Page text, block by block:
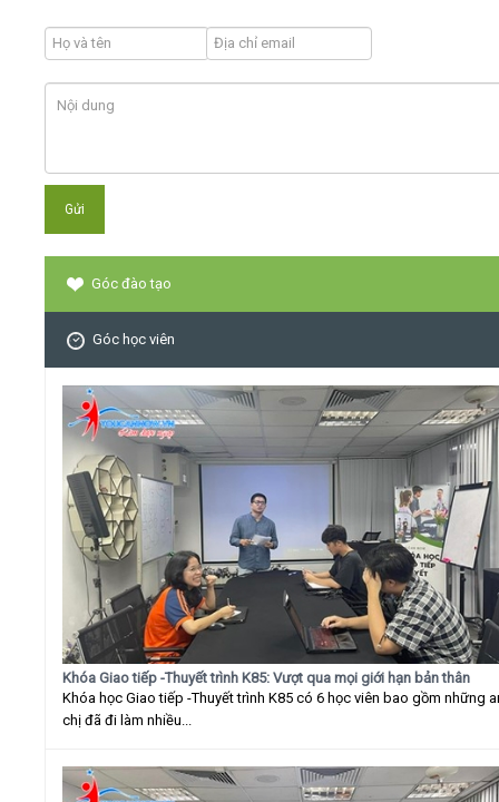
Góc đào tạo
Góc học viên
Khóa Giao tiếp -Thuyết trình K85: Vượt qua mọi giới hạn bản thân
Khóa học Giao tiếp -Thuyết trình K85 có 6 học viên bao gồm những
chị đã đi làm nhiều...